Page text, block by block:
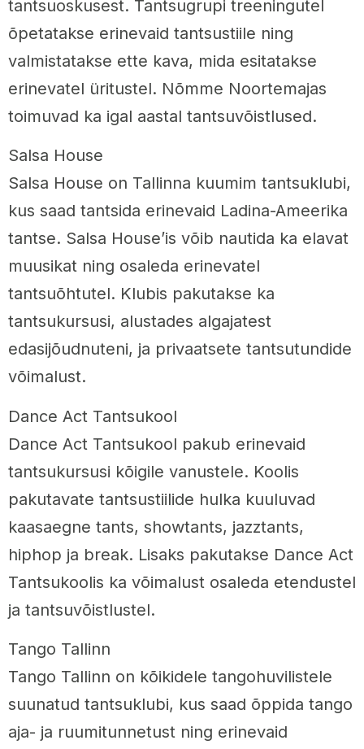
tantsuoskusest. Tantsugrupi treeningutel
õpetatakse erinevaid tantsustiile ning
valmistatakse ette kava, mida esitatakse
erinevatel üritustel. Nõmme Noortemajas
toimuvad ka igal aastal tantsuvõistlused.
Salsa House
Salsa House on Tallinna kuumim tantsuklubi,
kus saad tantsida erinevaid Ladina-Ameerika
tantse. Salsa House’is võib nautida ka elavat
muusikat ning osaleda erinevatel
tantsuõhtutel. Klubis pakutakse ka
tantsukursusi, alustades algajatest
edasijõudnuteni, ja privaatsete tantsutundide
võimalust.
Dance Act Tantsukool
Dance Act Tantsukool pakub erinevaid
tantsukursusi kõigile vanustele. Koolis
pakutavate tantsustiilide hulka kuuluvad
kaasaegne tants, showtants, jazztants,
hiphop ja break. Lisaks pakutakse Dance Act
Tantsukoolis ka võimalust osaleda etendustel
ja tantsuvõistlustel.
Tango Tallinn
Tango Tallinn on kõikidele tangohuvilistele
suunatud tantsuklubi, kus saad õppida tango
aja- ja ruumitunnetust ning erinevaid